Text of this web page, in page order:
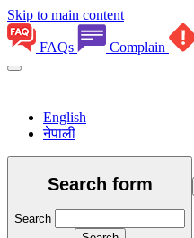
Skip to main content
FAQs Complain
English
नेपाली
Search form
Search